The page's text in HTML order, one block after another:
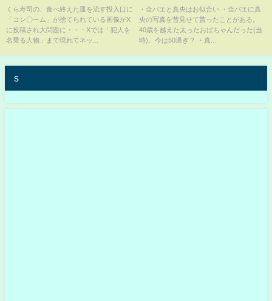
#shorts #くら寿司 #避妊具
くら寿司の、食べ終えた皿を流す投入口に
「コン〇ーム」が捨てられている画像がX
に投稿され大問題に・・・Xでは「犯人を
名乗る人物」まで現れてネッ...
れたというのは嘘？asinuki@生
活保護
・金バエと真央はお似合い ・金バエに真
央の写真を昔見せて貰ったことがある。
40歳を越えた太ったおばちゃんだった(当
時)。今は50過ぎ？ ・真...
s